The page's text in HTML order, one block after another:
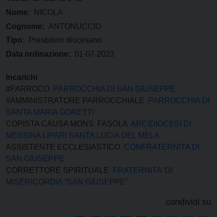
Nome:
NICOLA
Cognome: ANTONUCCIO
Tipo:
Presbitero diocesano
Data ordinazione: 01-07-2023
Incarichi
#PARROCO
PARROCCHIA DI SAN GIUSEPPE
#AMMINISTRATORE PARROCCHIALE
PARROCCHIA DI
SANTA MARIA GORETTI
COPISTA CAUSA MONS. FASOLA ARCIDIOCESI DI
MESSINA LIPARI SANTA LUCIA DEL MELA
ASSISTENTE ECCLESIASTICO CONFRATERNITA DI
SAN GIUSEPPE
CORRETTORE SPIRITUALE
FRATERNITA’ DI
MISERICORDIA “SAN GIUSEPPE”
condividi su